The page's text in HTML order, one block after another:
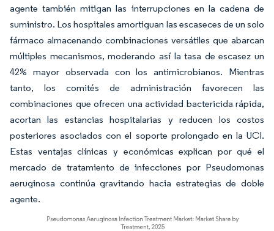
agente también mitigan las interrupciones en la cadena de
suministro. Los hospitales amortiguan las escaseces de un solo
fármaco almacenando combinaciones versátiles que abarcan
múltiples mecanismos, moderando así la tasa de escasez un
42% mayor observada con los antimicrobianos. Mientras
tanto, los comités de administración favorecen las
combinaciones que ofrecen una actividad bactericida rápida,
acortan las estancias hospitalarias y reducen los costos
posteriores asociados con el soporte prolongado en la UCI.
Estas ventajas clínicas y económicas explican por qué el
mercado de tratamiento de infecciones por Pseudomonas
aeruginosa continúa gravitando hacia estrategias de doble
agente.